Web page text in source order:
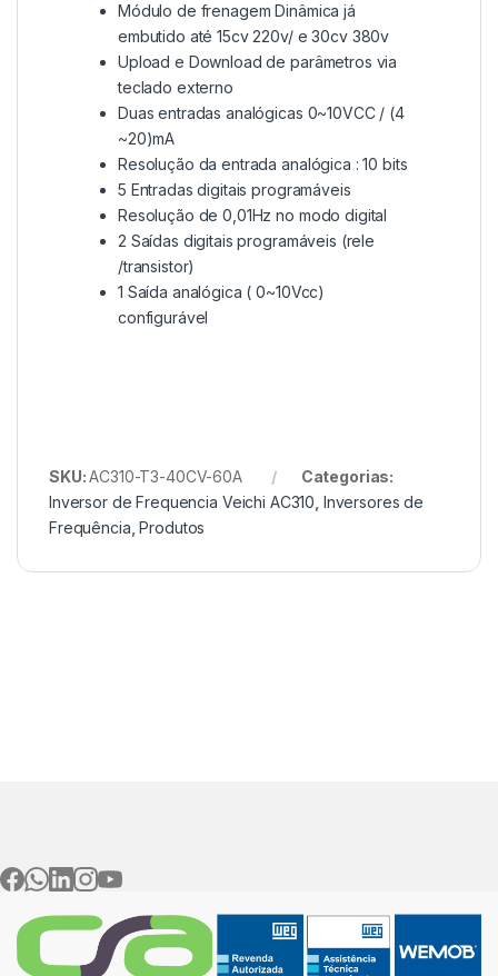
Módulo de frenagem Dinâmica já
embutido até 15cv 220v/ e 30cv 380v
Upload e Download de parâmetros via
teclado externo
Duas entradas analógicas 0~10VCC / (4
~20)mA
Resolução da entrada analógica : 10 bits
5 Entradas digitais programáveis
Resolução de 0,01Hz no modo digital
2 Saídas digitais programáveis (rele
/transistor)
1 Saída analógica ( 0~10Vcc)
configurável
SKU:AC310-T3-40CV-60A
Categorias:
Inversor de Frequencia Veichi AC310 Inversores de
Frequência ,Produtos